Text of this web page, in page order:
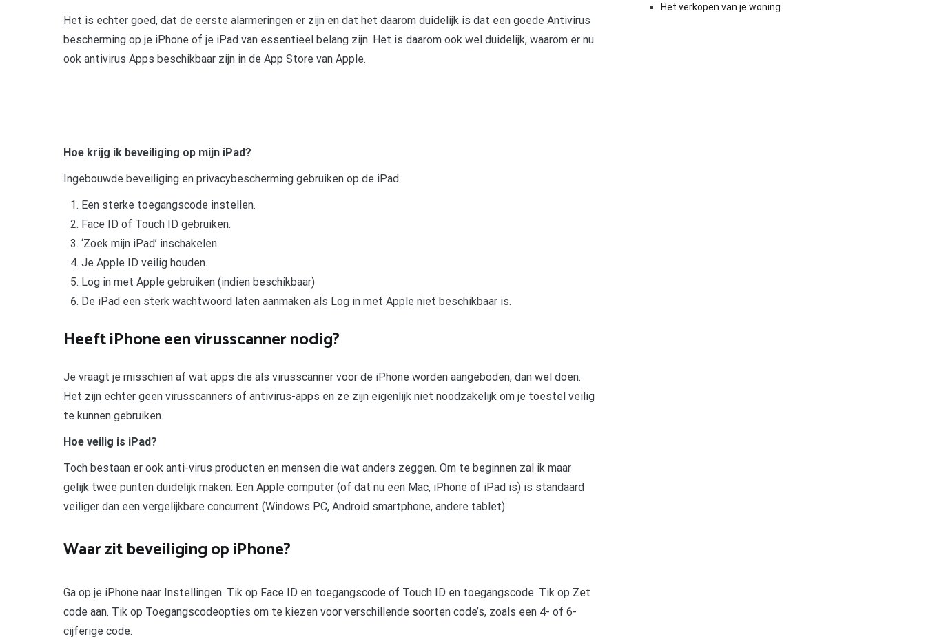
Het is echter goed, dat de eerste alarmeringen er zijn en dat het daarom duidelijk is dat een goede Antivirus
bescherming op je iPhone of je iPad van essentieel belang zijn. Het is daarom ook wel duidelijk, waarom er nu
ook antivirus Apps beschikbaar zijn in de App Store van Apple.
Hoe krijg ik beveiliging op mijn iPad?
Ingebouwde beveiliging en privacybescherming gebruiken op de iPad
Een sterke toegangscode instellen.
Face ID of Touch ID gebruiken.
‘Zoek mijn iPad’ inschakelen.
Je Apple ID veilig houden.
Log in met Apple gebruiken (indien beschikbaar)
De iPad een sterk wachtwoord laten aanmaken als Log in met Apple niet beschikbaar is.
Heeft iPhone een virusscanner nodig?
Je vraagt je misschien af wat apps die als virusscanner voor de iPhone worden aangeboden, dan wel doen.
Het zijn echter geen virusscanners of antivirus-apps en ze zijn eigenlijk niet noodzakelijk om je toestel veilig
te kunnen gebruiken.
Hoe veilig is iPad?
Toch bestaan er ook anti-virus producten en mensen die wat anders zeggen. Om te beginnen zal ik maar
gelijk twee punten duidelijk maken: Een Apple computer (of dat nu een Mac, iPhone of iPad is) is standaard
veiliger dan een vergelijkbare concurrent (Windows PC, Android smartphone, andere tablet)
Waar zit beveiliging op iPhone?
Ga op je iPhone naar Instellingen. Tik op Face ID en toegangscode of Touch ID en toegangscode. Tik op Zet
code aan. Tik op Toegangscodeopties om te kiezen voor verschillende soorten code’s, zoals een 4- of 6-
cijferige code.
Het verkopen van je woning